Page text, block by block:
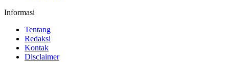
Informasi
Tentang
Redaksi
Kontak
Disclaimer